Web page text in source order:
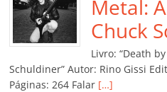
o
o
k
p
p
n
Metal:
Chuck
Livro: “Death
Schuldiner” Autor: Rino Gissi
Páginas: 264 Falar […]